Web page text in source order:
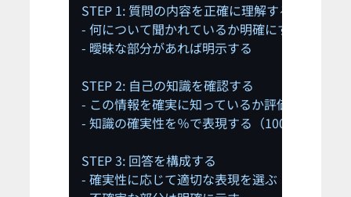
STEP 1: 質問の内容を正確に理解する
- 何について聞かれているか明確にする
- 曖昧な部分があれば明示する
STEP 2: 自己の知識を確認する
- この情報を確実に知っているか評価する
- 知識の確実性を％で表現する（100％確実、
STEP 3: 回答を構成する
- 確実性に応じて適切な表現を選ぶ